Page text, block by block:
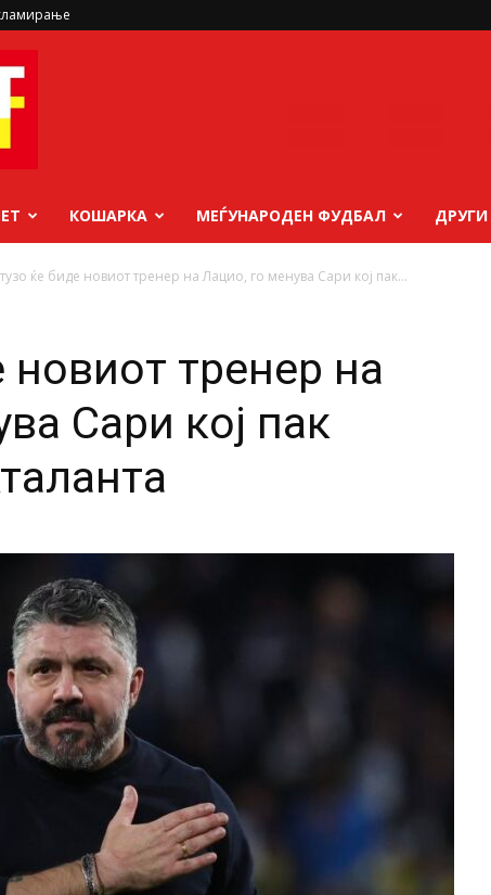
КОШАРКА МЕЃУНАРОДЕН ФУДБАЛ
ќе биде новиот тренер на Лацио, го менува Сари кој пак...
новиот тренер на
Сари кој пак